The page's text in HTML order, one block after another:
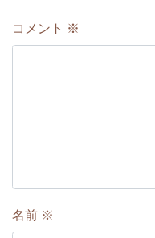
コメント ※
名前 ※